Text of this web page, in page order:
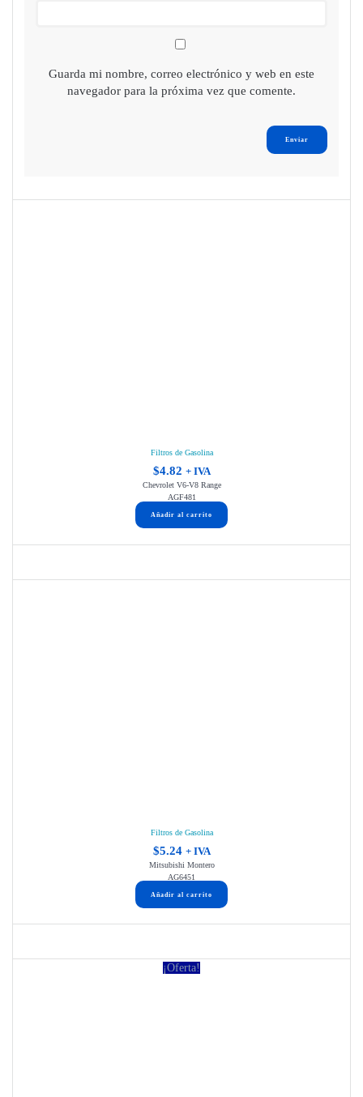
Guarda mi nombre, correo electrónico y web en este
navegador para la próxima vez que comente.
Filtros de Gasolina
$4.82 + IVA
Chevrolet V6-V8 Range
AGF481
Añadir al carrito
Filtros de Gasolina
$5.24 + IVA
Mitsubishi Montero
AG6451
Añadir al carrito
¡Oferta!